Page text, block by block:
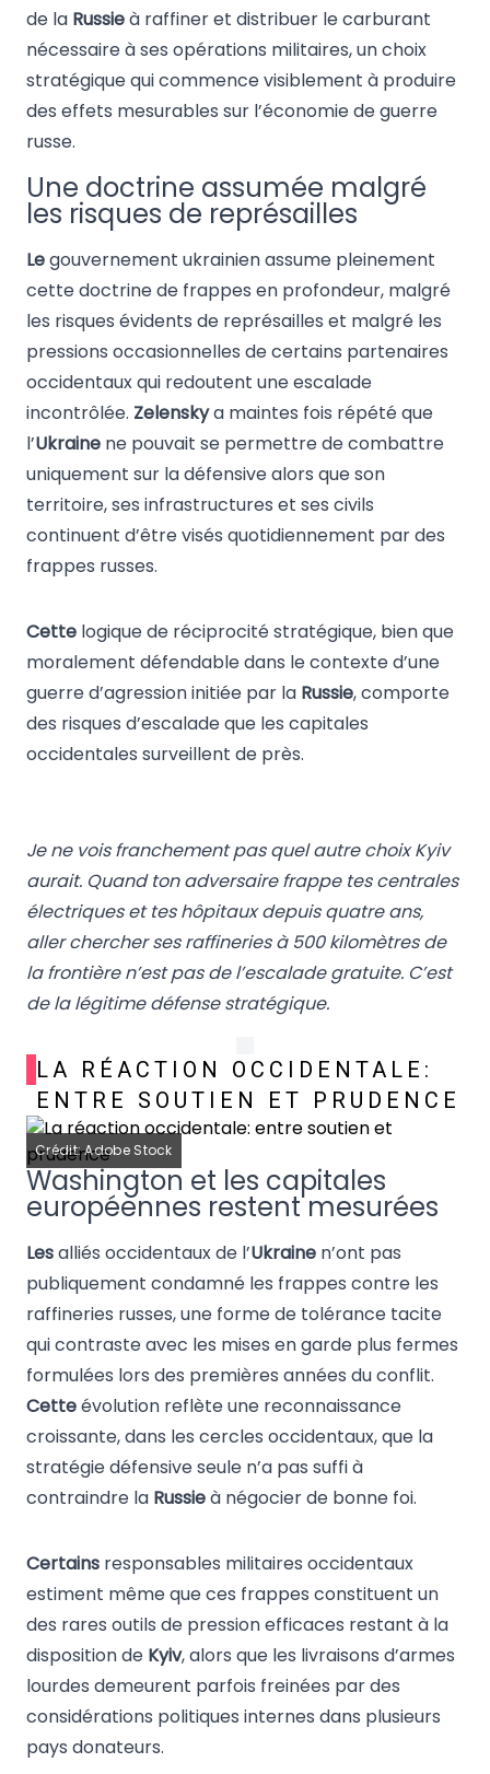
de la Russieà raffiner et distribuer le carburant
nécessaire à ses opérations militaires, un choix
stratégique qui commence visiblement à produire
des effets mesurables sur l’économie de guerre
russe.
Une doctrine assumée malgré
les risques de représailles
Legouvernement ukrainien assume pleinement
cette doctrine de frappes en profondeur, malgré
les risques évidents de représailles et malgré les
pressions occasionnelles de certains partenaires
occidentaux qui redoutent une escalade
incontrôlée. Zelenskya maintes fois répété que
l’Ukraine ne pouvait se permettre de combattre
uniquement sur la défensive alors que son
territoire, ses infrastructures et ses civils
continuent d’être visés quotidiennement par des
frappes russes.
Cette logique de réciprocité stratégique, bien que
moralement défendable dans le contexte d’une
guerre d’agression initiée par la Russie, comporte
des risques d’escalade que les capitales
occidentales surveillent de près.
Je ne vois franchement pas quel autre choix Kyiv
aurait. Quand ton adversaire frappe tes centrales
électriques et tes hôpitaux depuis quatre ans,
aller chercher ses raffineries à 500 kilomètres de
la frontière n’est pas de l’escalade gratuite. C’est
de la légitime défense stratégique.
LA RÉACTION OCCIDENTALE:
ENTRE SOUTIEN ET PRUDENCE
Crédit: Adobe Stock
Washington et les capitales
européennes restent mesurées
Lesalliés occidentaux de l’Ukraine n’ont pas
publiquement condamné les frappes contre les
raffineries russes, une forme de tolérance tacite
qui contraste avec les mises en garde plus fermes
formulées lors des premières années du conflit.
Cetteévolution reflète une reconnaissance
croissante, dans les cercles occidentaux, que la
stratégie défensive seule n’a pas suffi à
contraindre la Russieà négocier de bonne foi.
Certains responsables militaires occidentaux
estiment même que ces frappes constituent un
des rares outils de pression efficaces restant à la
disposition de Kyiv, alors que les livraisons d’armes
lourdes demeurent parfois freinées par des
considérations politiques internes dans plusieurs
pays donateurs.